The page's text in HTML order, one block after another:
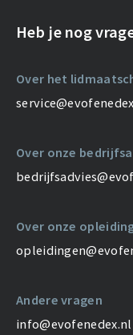
Heb je nog
Over het
Over onze
Over onze
Andere vragen
info@evofenedex.nl